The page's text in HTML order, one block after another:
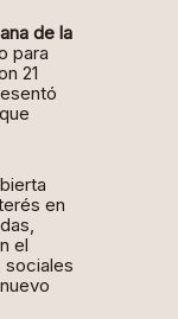
de la
para
21
en
el
sociales